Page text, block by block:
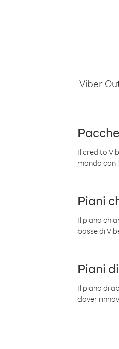
Viber
Il credito
mondo con
Piani
Il piano
basse di
Piani
Il piano di
dover